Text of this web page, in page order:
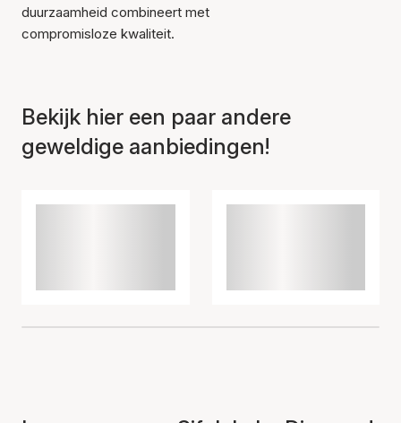
duurzaamheid combineert met
compromisloze kwaliteit.
Bekijk hier een paar andere
geweldige aanbiedingen!